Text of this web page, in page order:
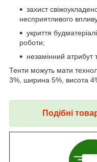
захист
несприятливого
укриття
роботи;
незамінний атрибут
Тенти можуть мати
3%, ширина 5%, висота
Подібні